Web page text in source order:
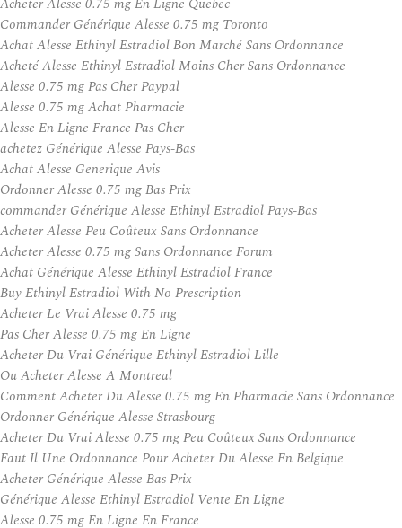
Commander Générique Alesse 0.75 mg Toronto
Achat Alesse Ethinyl Estradiol Bon Marché Sans Ordonnance
Acheté Alesse Ethinyl Estradiol Moins Cher Sans Ordonnance
Alesse 0.75 mg Pas Cher Paypal
Alesse 0.75 mg Achat Pharmacie
Alesse En Ligne France Pas Cher
achetez Générique Alesse Pays-Bas
Achat Alesse Generique Avis
Ordonner Alesse 0.75 mg Bas Prix
commander Générique Alesse Ethinyl Estradiol Pays-Bas
Acheter Alesse Peu Coûteux Sans Ordonnance
Acheter Alesse 0.75 mg Sans Ordonnance Forum
Achat Générique Alesse Ethinyl Estradiol France
Buy Ethinyl Estradiol With No Prescription
Acheter Le Vrai Alesse 0.75 mg
Pas Cher Alesse 0.75 mg En Ligne
Acheter Du Vrai Générique Ethinyl Estradiol Lille
Ou Acheter Alesse A Montreal
Comment Acheter Du Alesse 0.75 mg En Pharmacie Sans Ordonnance
Ordonner Générique Alesse Strasbourg
Acheter Du Vrai Alesse 0.75 mg Peu Coûteux Sans Ordonnance
Faut Il Une Ordonnance Pour Acheter Du Alesse En Belgique
Acheter Générique Alesse Bas Prix
Générique Alesse Ethinyl Estradiol Vente En Ligne
Alesse 0.75 mg En Ligne En France